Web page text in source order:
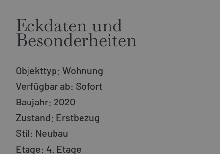
Eckdaten und
Besonderheiten
Objekttyp: Wohnung
Verfügbar ab: Sofort
Baujahr: 2020
Zustand: Erstbezug
Stil: Neubau
Etage: 4. Etage